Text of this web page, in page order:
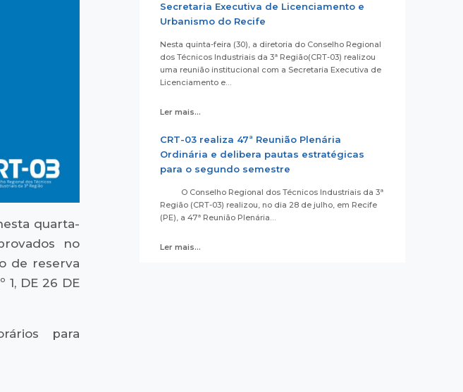
quarta-
no
de reserva
DE 26 DE
para
Secretaria Executiva de Licenciamento e
Urbanismo do Recife
Nesta quinta-feira (30), a diretoria do Conselho Regional
dos Técnicos Industriais da 3ª Região(CRT-03) realizou
uma reunião institucional com a Secretaria Executiva de
Licenciamento e…
Ler mais...
CRT-03 realiza 47ª Reunião Plenária
Ordinária e delibera pautas estratégicas
para o segundo semestre
O Conselho Regional dos Técnicos Industriais da 3ª
Região (CRT-03) realizou, no dia 28 de julho, em Recife
(PE), a 47ª Reunião Plenária…
Ler mais...